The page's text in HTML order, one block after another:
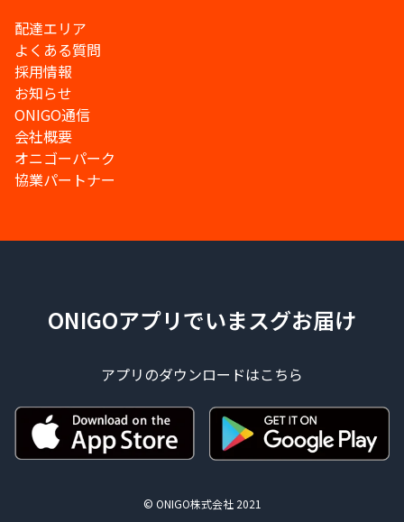
配達エリア
よくある質問
採用情報
お知らせ
ONIGO通信
会社概要
オニゴーパーク
協業パートナー
ONIGOアプリでいまスグお届け
アプリのダウンロードはこちら
© ONIGO株式会社 2021